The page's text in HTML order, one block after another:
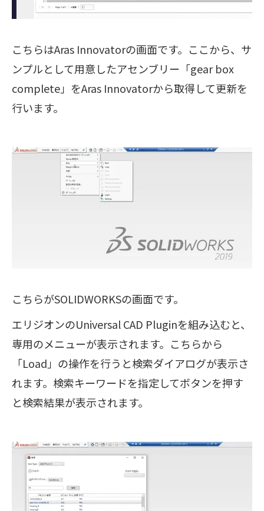
こちらはAras Innovatorの画面です。ここから、サ
ンプルとして用意したアセンブリー「gear box
complete」をAras Innovatorから取得して更新を
行います。
こちらがSOLIDWORKSの画面です。
エリジオンのUniversal CAD Pluginを組み込むと、
専用のメニューが表示されます。こちらから
「Load」の操作を行うと検索ダイアログが表示さ
れます。検索キーワードを指定してボタンを押す
と検索結果が表示されます。